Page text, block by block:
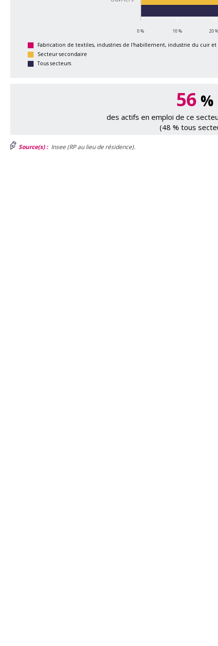
0 % 10 % 20
Fabrication de textiles, industries de l'habillement, industrie du cuir et
Secteur secondaire
Tous secteurs
56 %
des actifs en emploi de ce
(48 % tous
Source(s) : Insee (RP au lieu de résidence).